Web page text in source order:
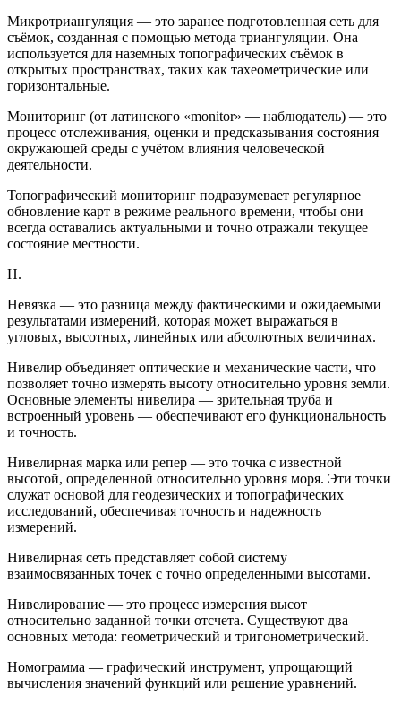
Микротриангуляция — это заранее подготовленная сеть для
съёмок, созданная с помощью метода триангуляции. Она
используется для наземных топографических съёмок в
открытых пространствах, таких как тахеометрические или
горизонтальные.
Мониторинг (от латинского «monitor» — наблюдатель) — это
процесс отслеживания, оценки и предсказывания состояния
окружающей среды с учётом влияния человеческой
деятельности.
Топографический мониторинг подразумевает регулярное
обновление карт в режиме реального времени, чтобы они
всегда оставались актуальными и точно отражали текущее
состояние местности.
Н.
Невязка — это разница между фактическими и ожидаемыми
результатами измерений, которая может выражаться в
угловых, высотных, линейных или абсолютных величинах.
Нивелир объединяет оптические и механические части, что
позволяет точно измерять высоту относительно уровня земли.
Основные элементы нивелира — зрительная труба и
встроенный уровень — обеспечивают его функциональность
и точность.
Нивелирная марка или репер — это точка с известной
высотой, определенной относительно уровня моря. Эти точки
служат основой для геодезических и топографических
исследований, обеспечивая точность и надежность
измерений.
Нивелирная сеть представляет собой систему
взаимосвязанных точек с точно определенными высотами.
Нивелирование — это процесс измерения высот
относительно заданной точки отсчета. Существуют два
основных метода: геометрический и тригонометрический.
Номограмма — графический инструмент, упрощающий
вычисления значений функций или решение уравнений.